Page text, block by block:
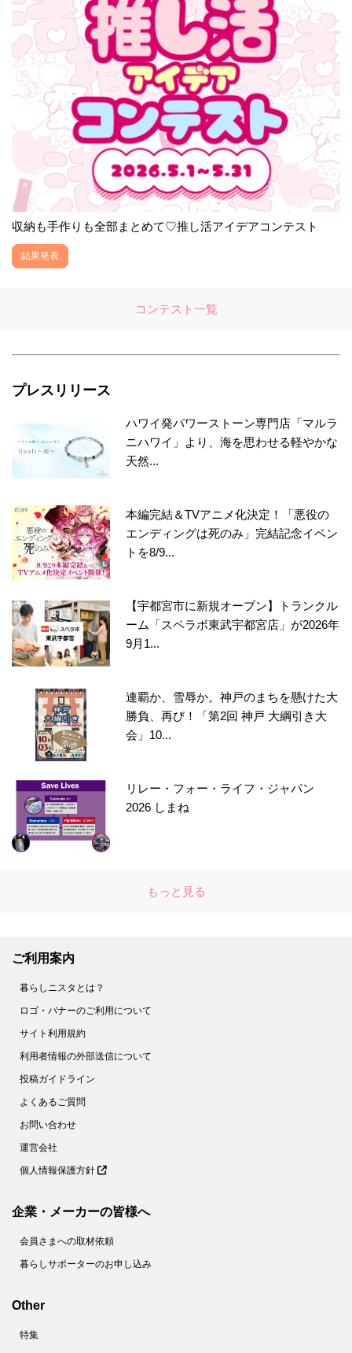
収納も手作りも全部まとめて♡推し活アイデアコンテスト
結果発表
コンテスト一覧
プレスリリース
ハワイ発パワーストーン専門店「マルラ
ニハワイ」より、海を思わせる軽やかな
天然...
本編完結＆TVアニメ化決定！「悪役の
エンディングは死のみ」完結記念イベン
トを8/9...
【宇都宮市に新規オープン】トランクル
ーム「スペラボ東武宇都宮店」が2026年
9月1...
連覇か、雪辱か。神戸のまちを懸けた大
勝負、再び！「第2回 神戸 大綱引き大
会」10...
リレー・フォー・ライフ・ジャパン
2026 しまね
もっと見る
ご利用案内
暮らしニスタとは？
ロゴ・バナーのご利用について
サイト利用規約
利用者情報の外部送信について
投稿ガイドライン
よくあるご質問
お問い合わせ
運営会社
個人情報保護方針
企業・メーカーの皆様へ
会員さまへの取材依頼
暮らしサポーターのお申し込み
Other
特集